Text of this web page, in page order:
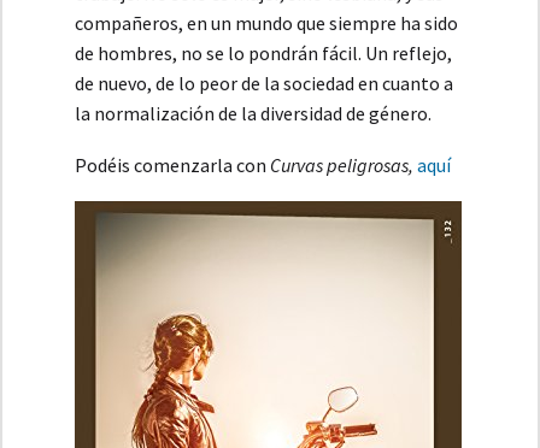
compañeros, en un mundo que siempre ha sido
de hombres, no se lo pondrán fácil. Un reflejo,
de nuevo, de lo peor de la sociedad en cuanto a
la normalización de la diversidad de género.
Podéis comenzarla con Curvas peligrosas, aquí